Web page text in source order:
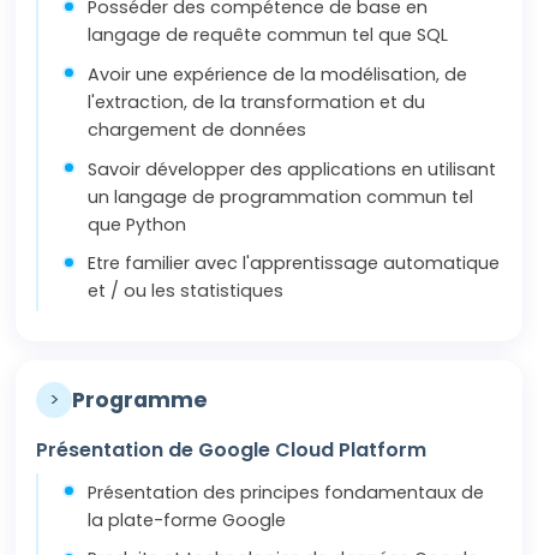
Posséder des compétence de base en
langage de requête commun tel que SQL
Avoir une expérience de la modélisation, de
l'extraction, de la transformation et du
chargement de données
Savoir développer des applications en utilisant
un langage de programmation commun tel
que Python
Etre familier avec l'apprentissage automatique
et / ou les statistiques
> Programme
Présentation de Google Cloud Platform
Présentation des principes fondamentaux de
la plate-forme Google